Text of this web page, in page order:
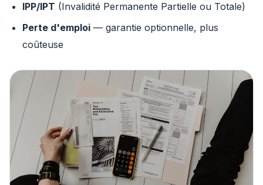
IPP/IPT (Invalidité Permanente Partielle ou Totale)
Perte d'emploi — garantie optionnelle, plus
coûteuse